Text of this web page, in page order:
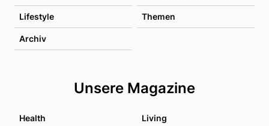
Lifestyle Themen
Archiv
Unsere Magazine
Health Living